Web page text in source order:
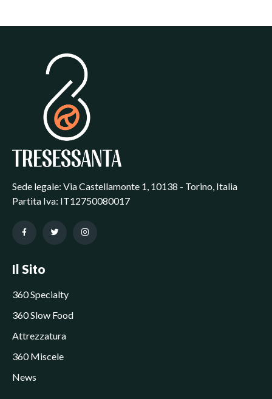
Sede legale: Via Castellamonte 1, 10138 - Torino, Italia
Partita Iva: IT12750080017
Il Sito
360 Specialty
360 Slow Food
Attrezzatura
360 Miscele
News